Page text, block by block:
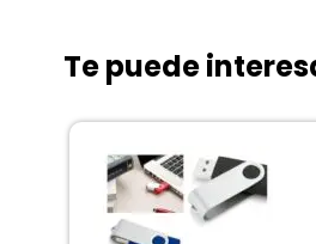
Te puede